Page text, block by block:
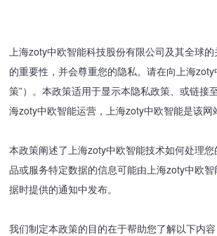
上海zoty中欧智能科技股份有限公司及其全球的
的重要性，并会尊重您的隐私。请在向上海
策”）。本政策适用于显示本隐私政策、或链
海zoty中欧智能运营，上海zoty中欧智能是该网
本政策阐述了上海zoty中欧智能技术如何处理
品或服务特定数据的信息可能由上海zoty中欧
据时提供的通知中发布。
我们制定本政策的目的在于帮助您了解以下内容